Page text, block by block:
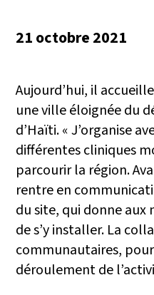
21 octobre 2021
Aujourd’hui, il
une ville éloignée du
d’Haïti. « J’organise
différentes cliniques
parcourir la région.
rentre en
du site, qui donne aux
de s’y installer. La
communautaires,
déroulement de